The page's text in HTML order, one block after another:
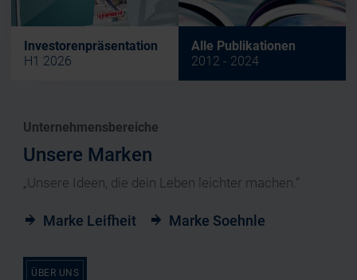
Investorenpräsentation
H1 2026
Alle Publikationen
2012 - 2024
Unternehmensbereiche
Unsere Marken
„Unsere Ideen, die dein Leben leichter machen.“
Marke Leifheit Marke Soehnle
ÜBER UNS